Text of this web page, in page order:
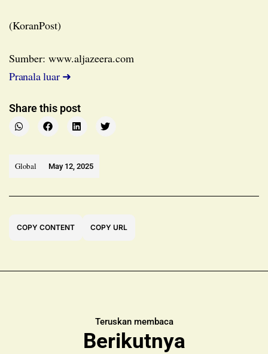
(KoranPost)
Sumber: www.aljazeera.com
Pranala luar ➜
Share this post
Global May 12, 2025
COPY CONTENT COPY URL
Teruskan membaca
Berikutnya